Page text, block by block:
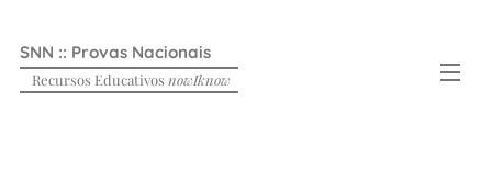
SNN :: Provas Nacionais
Recursos Educativos nowIknow